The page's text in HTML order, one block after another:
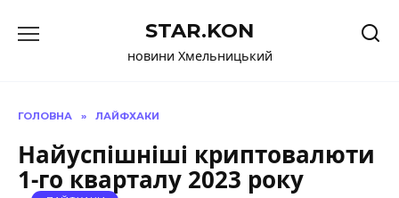
до
STAR.KON
новини Хмельницький
ГОЛОВНА » ЛАЙФХАКИ
Найуспішніші криптовалюти
1-го кварталу 2023 року